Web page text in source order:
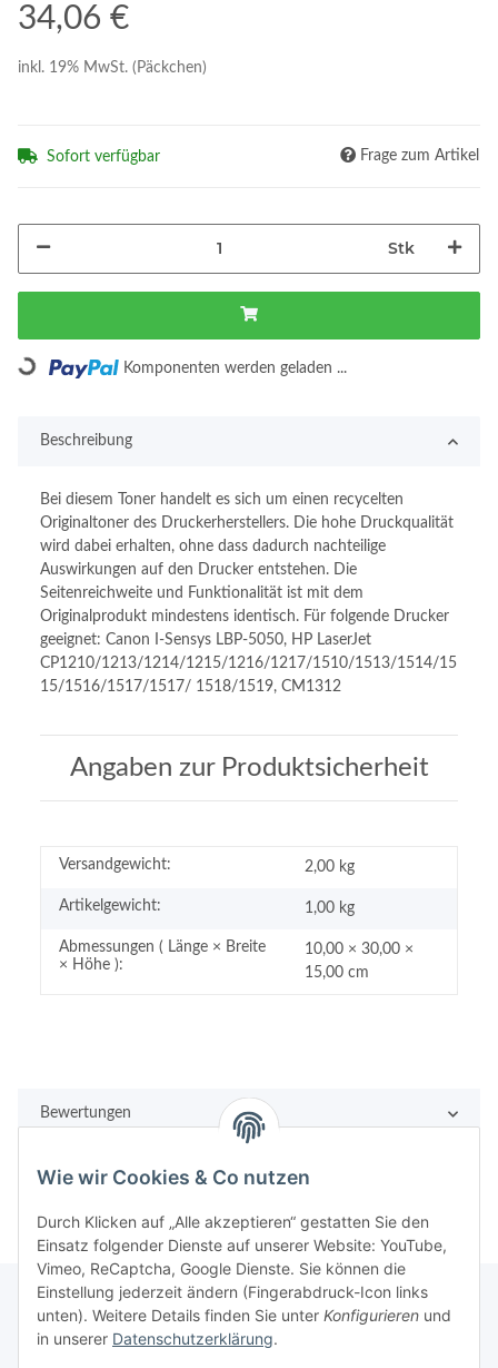
34,06 €
inkl. 19% MwSt. (Päckchen)
Sofort verfügbar Frage zum Artikel
Stk
Loading... Komponenten werden geladen ...
Beschreibung
Bei diesem Toner handelt es sich um einen recycelten
Originaltoner des Druckerherstellers. Die hohe Druckqualität
wird dabei erhalten, ohne dass dadurch nachteilige
Auswirkungen auf den Drucker entstehen. Die
Seitenreichweite und Funktionalität ist mit dem
Originalprodukt mindestens identisch. Für folgende Drucker
geeignet: Canon I-Sensys LBP-5050, HP LaserJet
CP1210/1213/1214/1215/1216/1217/1510/1513/1514/15
15/1516/1517/1517/ 1518/1519, CM1312
Angaben zur Produktsicherheit
Versandgewicht: 2,00 kg
Artikelgewicht: 1,00 kg
Abmessungen ( Länge × Breite
× Höhe ):
10,00 × 30,00 ×
15,00 cm
Bewertungen
Rechtliches
Wie wir Cookies & Co nutzen
Durch Klicken auf „Alle akzeptieren“ gestatten Sie den
Einsatz folgender Dienste auf unserer Website: YouTube,
Vimeo, ReCaptcha, Google Dienste. Sie können die
Einstellung jederzeit ändern (Fingerabdruck-Icon links
unten). Weitere Details finden Sie unter Konfigurieren und
in unserer Datenschutzerklärung.